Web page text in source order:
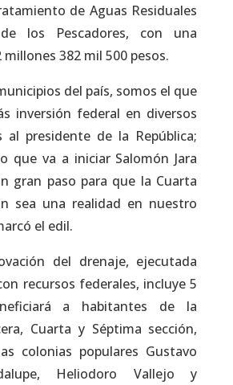
de Aguas Residuales
los Pescadores, con una
382 mil 500 pesos.
del país, somos el que
inversión federal en diversos
al presidente de la República;
que va a iniciar Salomón Jara
gran paso para que la Cuarta
sea una realidad en nuestro
el edil.
del drenaje, ejecutada
recursos federales, incluye 5
a habitantes de la
Cuarta y Séptima sección,
colonias populares Gustavo
Heliodoro Vallejo y